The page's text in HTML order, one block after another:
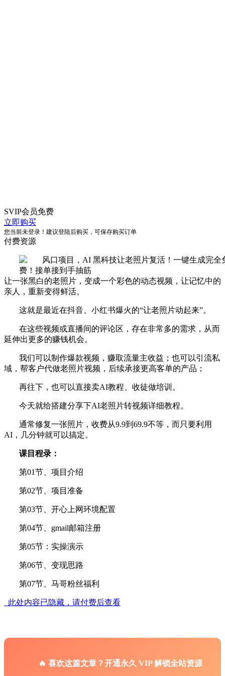
SVIP会员免费
立即购买
您当前未登录！建议登陆后购买，可保存购买订单
付费资源
让一张黑白的老照片，变成一个彩色的动态视频，让记忆中的
亲人，重新变得鲜活。
这就是最近在抖音、小红书爆火的“让老照片动起来”。
在这些视频或直播间的评论区，存在非常多的需求，从而
延伸出更多的赚钱机会。
我们可以制作爆款视频，赚取流量主收益；也可以引流私
域，帮客户代做老照片视频，后续承接更高客单的产品；
再往下，也可以直接卖AI教程、收徒做培训。
今天就给搭建分享下AI老照片转视频详细教程。
通常修复一张照片，收费从9.9到69.9不等，而只要利用
AI，几分钟就可以搞定。
课目程录：
第01节、项目介绍
第02节、项目准备
第03节、开心上网环境配置
第04节、gmail邮箱注册
第05节：实操演示
第06节、变现思路
第07节、马哥粉丝福利
此处内容已隐藏，请付费后查看
🔥 喜欢这篇文章？开通永久 VIP 解锁全站资源